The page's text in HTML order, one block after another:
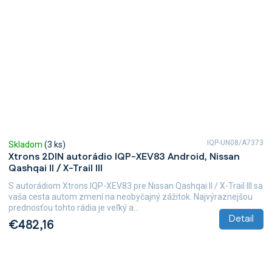
Xtrons 2DIN autorádio IQP-XEV83 Android, Nissan
Qashqai II / X-Trail III
Skladom (3 ks)
€482,16 Detail
S autorádiom Xtrons IQP-XEV83 pre Nissan Qashqai II / X-Trail III sa
vaša cesta autom zmení na neobyčajný zážitok. Najvýraznejšou
prednosťou tohto rádia je veľký a...
IQP-UN08/A7373